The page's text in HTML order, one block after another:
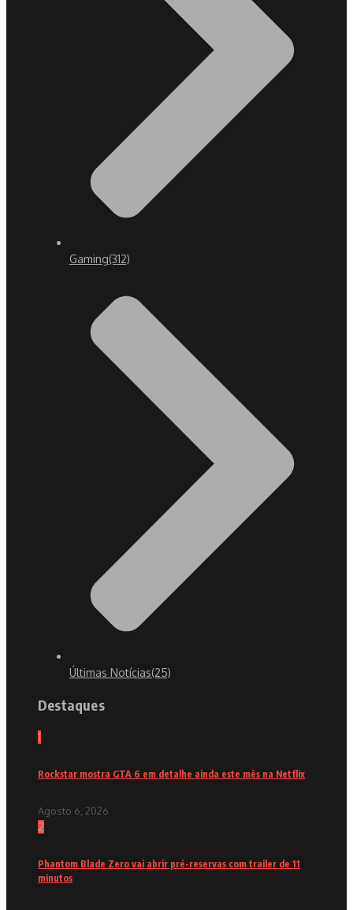
Gaming(312)
Últimas Notícias(25)
Destaques
1
Rockstar mostra GTA 6 em detalhe ainda este mês na Netflix
Agosto 6, 2026
2
Phantom Blade Zero vai abrir pré-reservas com trailer de 11
minutos